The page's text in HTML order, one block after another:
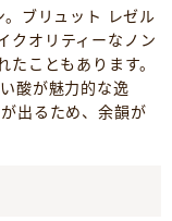
。ブリュット レゼル
クオリティーなノン
こともあります。
酸が魅力的な逸
出るため、余韻が